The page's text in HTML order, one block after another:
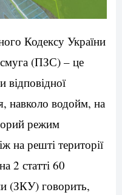
Кодексу України
(ПЗС) – це
відповідної
навколо водойм, на
режим
на решті території
2 статті 60
(ЗКУ) говорить,